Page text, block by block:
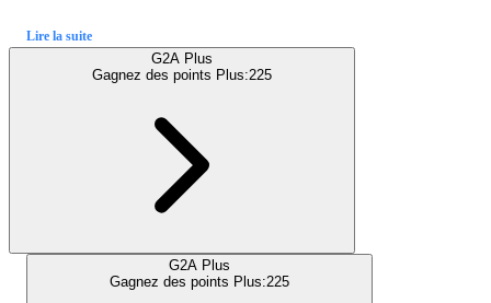
Lire la suite
G2A Plus
Gagnez des points Plus:225
G2A Plus
Gagnez des points Plus:225